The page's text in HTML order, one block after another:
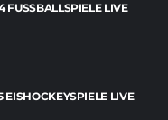
LIVE Ü
LIVE